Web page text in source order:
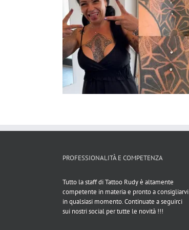
PROFESSIONALITÀ E COMPETENZA
Tutto la staff di Tattoo Rudy è altamente
competente in materia e pronto a consigliarvi
in qualsiasi momento. Continuate a seguirci
sui nostri social per tutte le novità !!!